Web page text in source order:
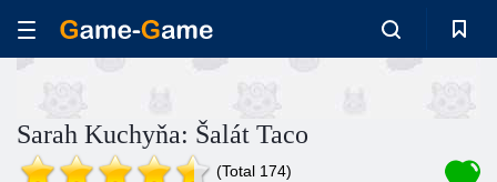
Sarah Kuchyňa: Šalát Taco
(Total 174)